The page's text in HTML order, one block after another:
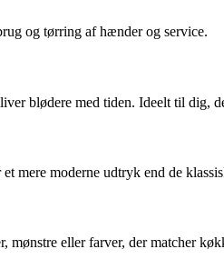
og tørring af hænder og service.
blødere med tiden. Ideelt til dig,
mere moderne udtryk end de
eller farver, der matcher